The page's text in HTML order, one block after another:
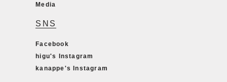
Media
SNS
Facebook
higu's Instagram
kanappe's Instagram